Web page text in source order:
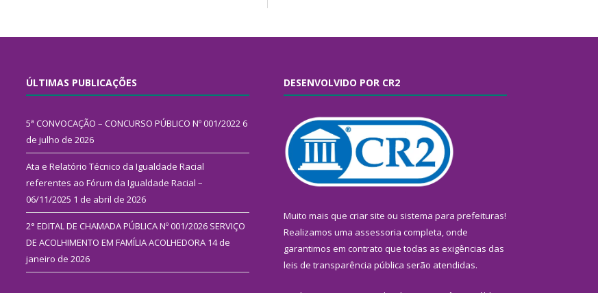
ÚLTIMAS PUBLICAÇÕES
5ª CONVOCAÇÃO – CONCURSO PÚBLICO Nº 001/2022 6
de julho de 2026
Ata e Relatório Técnico da Igualdade Racial
referentes ao Fórum da Igualdade Racial –
06/11/2025 1 de abril de 2026
2° EDITAL DE CHAMADA PÚBLICA Nº 001/2026 SERVIÇO
DE ACOLHIMENTO EM FAMÍLIA ACOLHEDORA 14 de
janeiro de 2026
DESENVOLVIDO POR CR2
Muito mais que criar site ou sistema para prefeituras!
Realizamos uma assessoria completa, onde
garantimos em contrato que todas as exigências das
leis de transparência pública serão atendidas.